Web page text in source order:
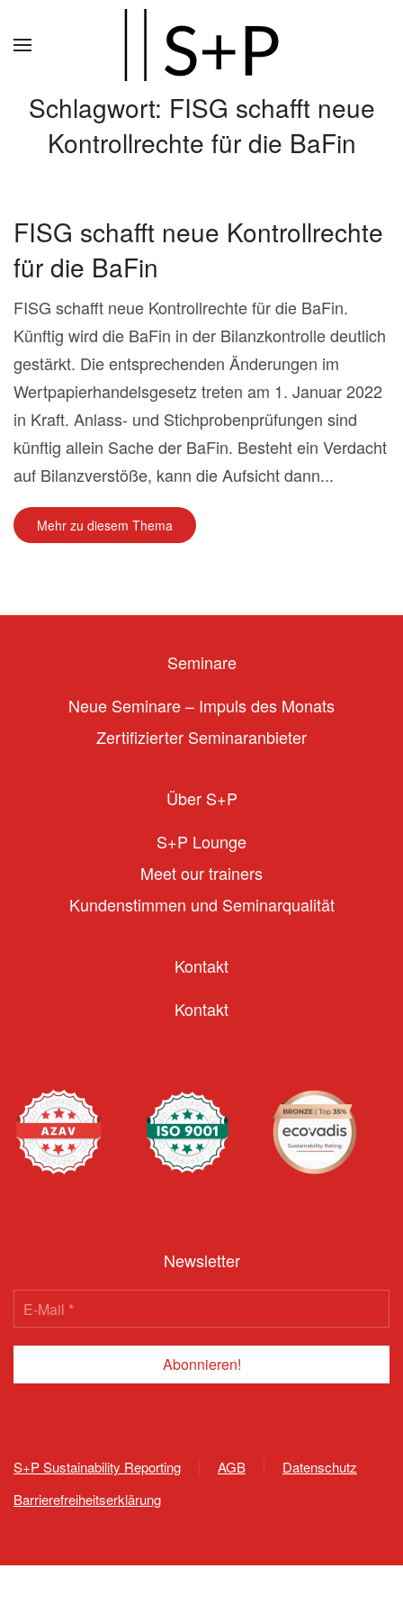
Schlagwort: FISG schafft neue
Kontrollrechte für die BaFin
FISG schafft neue Kontrollrechte
für die BaFin
FISG schafft neue Kontrollrechte für die BaFin.
Künftig wird die BaFin in der Bilanzkontrolle deutlich
gestärkt. Die entsprechenden Änderungen im
Wertpapierhandelsgesetz treten am 1. Januar 2022
in Kraft. Anlass- und Stichprobenprüfungen sind
künftig allein Sache der BaFin. Besteht ein Verdacht
auf Bilanzverstöße, kann die Aufsicht dann...
Mehr zu diesem Thema
Seminare
Neue Seminare – Impuls des Monats
Zertifizierter Seminaranbieter
Über S+P
S+P Lounge
Meet our trainers
Kundenstimmen und Seminarqualität
Kontakt
Kontakt
Newsletter
S+P Sustainability Reporting AGB
Datenschutz
Barrierefreiheitserklärung